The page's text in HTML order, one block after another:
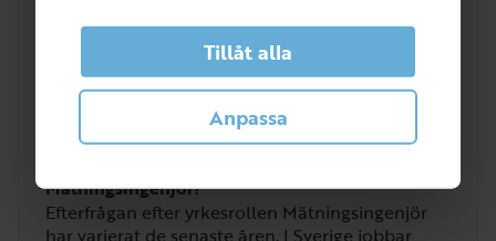
Tillåt alla
Anpassa
/5
Mätningsingenjör?
Efterfrågan efter yrkesrollen Mätningsingenjör